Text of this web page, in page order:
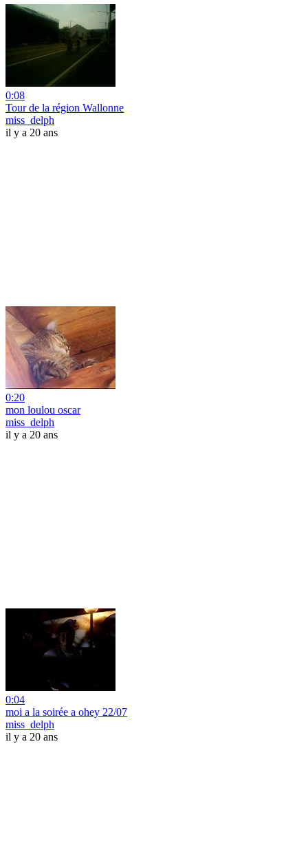
0:08
Tour de la région Wallonne
miss_delph
il y a 20 ans
0:20
mon loulou oscar
miss_delph
il y a 20 ans
0:04
moi a la soirée a ohey 22/07
miss_delph
il y a 20 ans